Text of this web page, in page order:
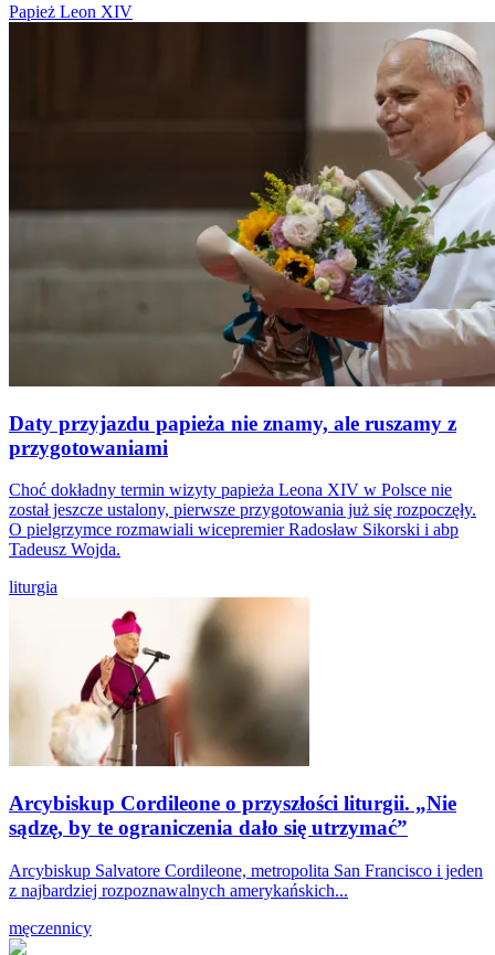
Papież Leon XIV
Daty przyjazdu papieża nie znamy, ale ruszamy z
przygotowaniami
Choć dokładny termin wizyty papieża Leona XIV w Polsce nie
został jeszcze ustalony, pierwsze przygotowania już się rozpoczęły.
O pielgrzymce rozmawiali wicepremier Radosław Sikorski i abp
Tadeusz Wojda.
liturgia
Arcybiskup Cordileone o przyszłości liturgii. „Nie
sądzę, by te ograniczenia dało się utrzymać”
Arcybiskup Salvatore Cordileone, metropolita San Francisco i jeden
z najbardziej rozpoznawalnych amerykańskich...
męczennicy